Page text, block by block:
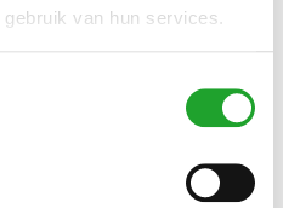
van hun services.
ervaring om eventueel ook
Cross Challenge of Hyrox.